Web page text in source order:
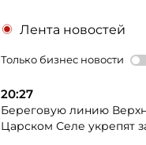
Лента новостей
Только бизнес новости
20:27
Береговую линию
Царском Селе укрепят